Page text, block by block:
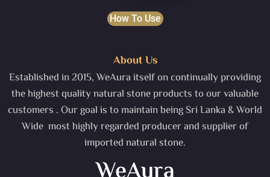
How To Use
About Us
Established in 2015, WeAura itself on continually providing
the highest quality natural stone products to our valuable
customers . Our goal is to maintain being Sri Lanka & World
Wide most highly regarded producer and supplier of
imported natural stone.